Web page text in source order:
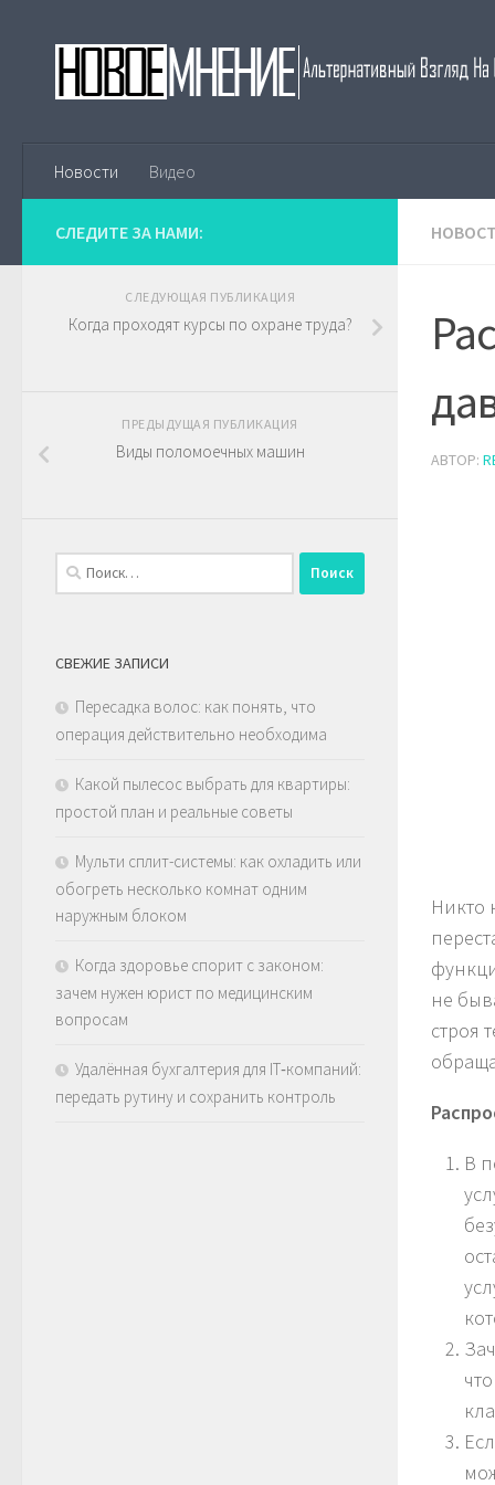
Новости Видео
АВТОР:
Никто
не
строя
В
СЛЕДИТЕ ЗА НАМИ:
СЛЕДУЮЩАЯ ПУБЛИКАЦИЯ
Когда проходят курсы по охране труда?
ПРЕДЫДУЩАЯ ПУБЛИКАЦИЯ
Виды поломоечных машин
Найти:
СВЕЖИЕ ЗАПИСИ
Пересадка волос: как понять, что
операция действительно необходима
Какой пылесос выбрать для квартиры:
простой план и реальные советы
Мульти сплит-системы: как охладить или
обогреть несколько комнат одним
наружным блоком
Когда здоровье спорит с законом:
зачем нужен юрист по медицинским
вопросам
Удалённая бухгалтерия для IT‑компаний:
передать рутину и сохранить контроль